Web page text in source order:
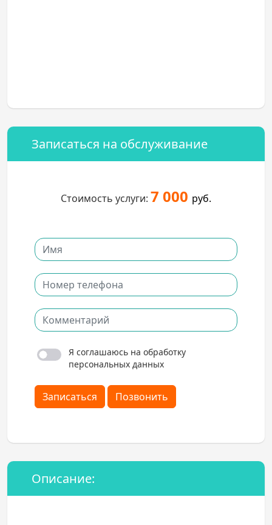
Записаться на обслуживание
Стоимость услуги: 7 000 руб.
Я соглашаюсь на обработку
персональных данных
Записаться Позвонить
Описание: